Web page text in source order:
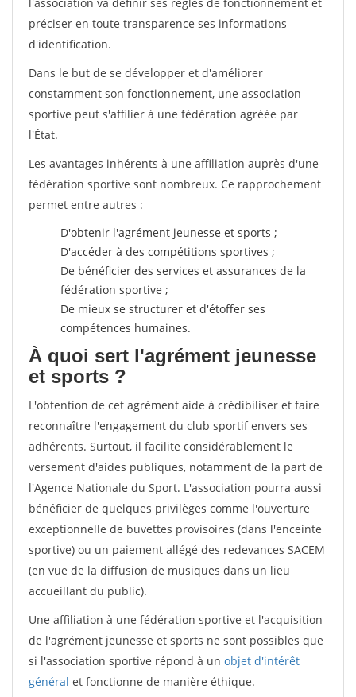
préciser en toute transparence ses informations
d'identification.
Dans le but de se développer et d'améliorer
constamment son fonctionnement, une association
sportive peut s'affilier à une fédération agréée par
l'État.
Les avantages inhérents à une affiliation auprès d'une
fédération sportive sont nombreux. Ce rapprochement
permet entre autres :
D'obtenir l'agrément jeunesse et sports ;
D'accéder à des compétitions sportives ;
De bénéficier des services et assurances de la
fédération sportive ;
De mieux se structurer et d'étoffer ses
compétences humaines.
À quoi sert l'agrément jeunesse
et sports ?
L'obtention de cet agrément aide à crédibiliser et faire
reconnaître l'engagement du club sportif envers ses
adhérents. Surtout, il facilite considérablement le
versement d'aides publiques, notamment de la part de
l'Agence Nationale du Sport. L'association pourra aussi
bénéficier de quelques privilèges comme l'ouverture
exceptionnelle de buvettes provisoires (dans l'enceinte
sportive) ou un paiement allégé des redevances SACEM
(en vue de la diffusion de musiques dans un lieu
accueillant du public).
Une affiliation à une fédération sportive et l'acquisition
de l'agrément jeunesse et sports ne sont possibles que
si l'association sportive répond à un objet d'intérêt
général et fonctionne de manière éthique.